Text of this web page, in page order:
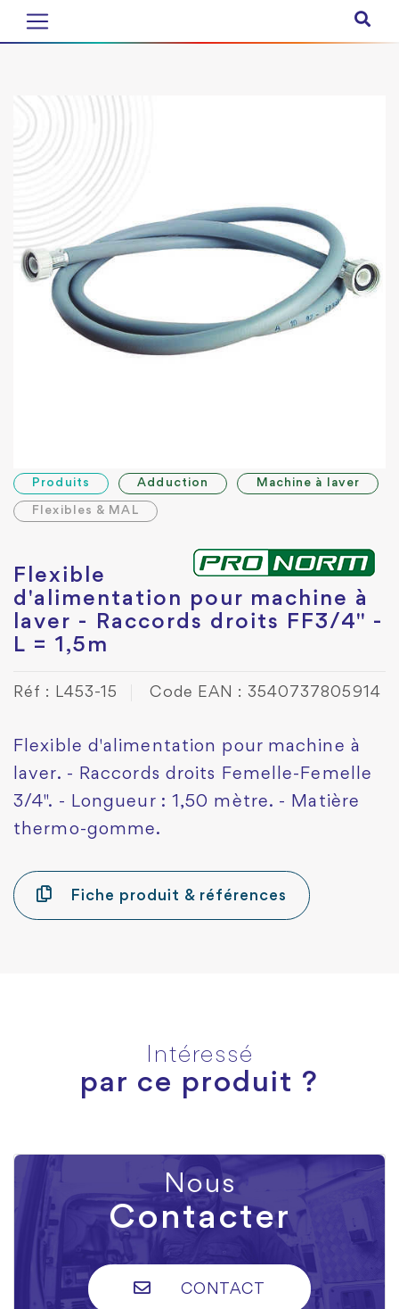
Produits Adduction Machine à laver
Flexibles & MAL
Flexible
d'alimentation pour machine à
laver - Raccords droits FF3/4" -
L = 1,5m
Réf : L453-15 Code EAN : 3540737805914
Flexible d'alimentation pour machine à
laver. - Raccords droits Femelle-Femelle
3/4". - Longueur : 1,50 mètre. - Matière
thermo-gomme.
Fiche produit & références
Intéressé
par ce produit ?
Nous
Contacter
CONTACT